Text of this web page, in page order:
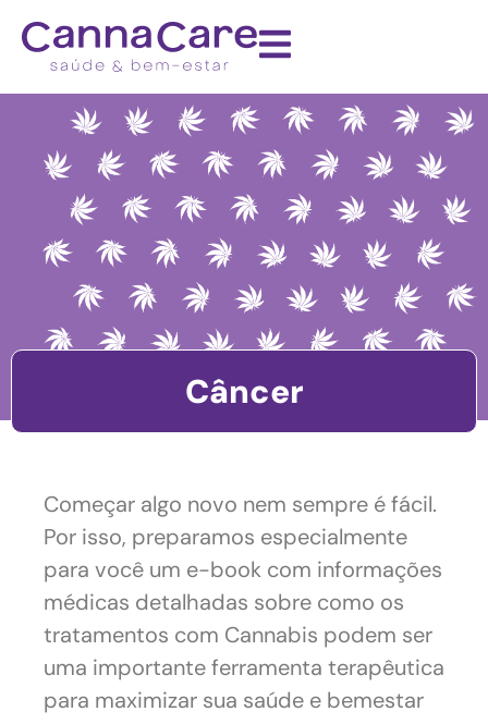
Câncer
Começar algo novo nem sempre é fácil.
Por isso, preparamos especialmente
para você um e-book com informações
médicas detalhadas sobre como os
tratamentos com Cannabis podem ser
uma importante ferramenta terapêutica
para maximizar sua saúde e bemestar